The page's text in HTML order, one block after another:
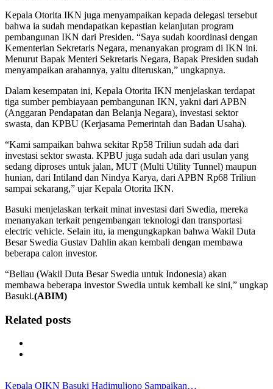
Kepala Otorita IKN juga menyampaikan kepada delegasi tersebut
bahwa ia sudah mendapatkan kepastian kelanjutan program
pembangunan IKN dari Presiden. “Saya sudah koordinasi dengan
Kementerian Sekretaris Negara, menanyakan program di IKN ini.
Menurut Bapak Menteri Sekretaris Negara, Bapak Presiden sudah
menyampaikan arahannya, yaitu diteruskan,” ungkapnya.
Dalam kesempatan ini, Kepala Otorita IKN menjelaskan terdapat
tiga sumber pembiayaan pembangunan IKN, yakni dari APBN
(Anggaran Pendapatan dan Belanja Negara), investasi sektor
swasta, dan KPBU (Kerjasama Pemerintah dan Badan Usaha).
“Kami sampaikan bahwa sekitar Rp58 Triliun sudah ada dari
investasi sektor swasta. KPBU juga sudah ada dari usulan yang
sedang diproses untuk jalan, MUT (Multi Utility Tunnel) maupun
hunian, dari Intiland dan Nindya Karya, dari APBN Rp68 Triliun
sampai sekarang,” ujar Kepala Otorita IKN.
Basuki menjelaskan terkait minat investasi dari Swedia, mereka
menanyakan terkait pengembangan teknologi dan transportasi
electric vehicle. Selain itu, ia mengungkapkan bahwa Wakil Duta
Besar Swedia Gustav Dahlin akan kembali dengan membawa
beberapa calon investor.
“Beliau (Wakil Duta Besar Swedia untuk Indonesia) akan
membawa beberapa investor Swedia untuk kembali ke sini,” ungkap
Basuki.(ABIM)
Related posts
Kepala OIKN Basuki Hadimuljono Sampaikan…